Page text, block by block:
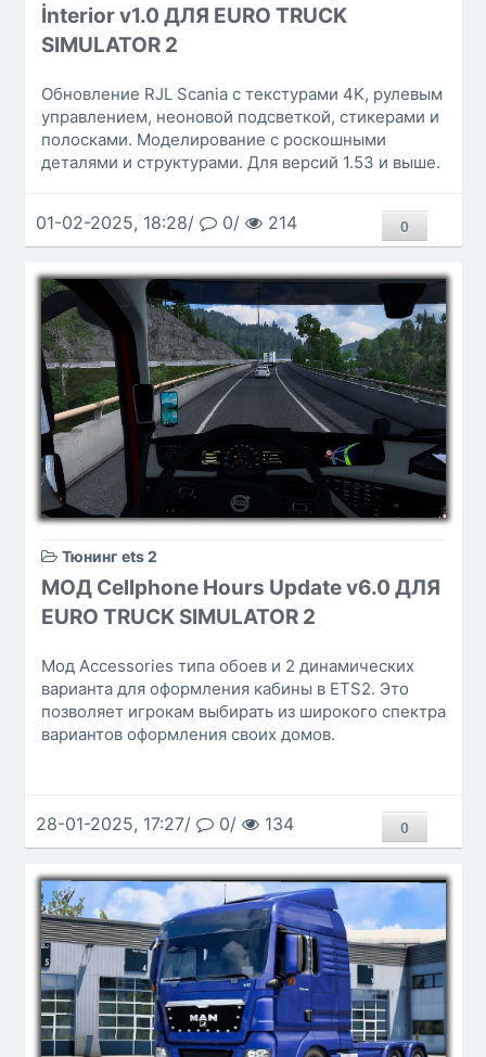
İnterior v1.0 ДЛЯ EURO TRUCK
SIMULATOR 2
Обновление RJL Scania с текстурами 4K, рулевым
управлением, неоновой подсветкой, стикерами и
полосками. Моделирование с роскошными
деталями и структурами. Для версий 1.53 и выше.
01-02-2025, 18:28/ 0/ 214 0
Тюнинг ets 2
МОД Cellphone Hours Update v6.0 ДЛЯ
EURO TRUCK SIMULATOR 2
Мод Accessories типа обоев и 2 динамических
варианта для оформления кабины в ETS2. Это
позволяет игрокам выбирать из широкого спектра
вариантов оформления своих домов.
28-01-2025, 17:27/ 0/ 134 0